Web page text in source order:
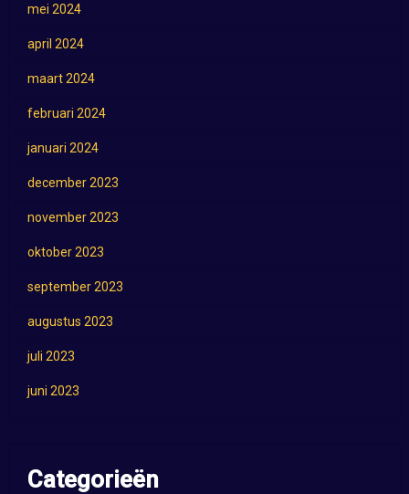
mei 2024
april 2024
maart 2024
februari 2024
januari 2024
december 2023
november 2023
oktober 2023
september 2023
augustus 2023
juli 2023
juni 2023
Categorieën